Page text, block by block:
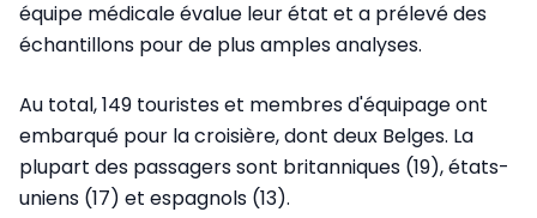
équipe médicale évalue leur état et a prélevé des
échantillons pour de plus amples analyses.
Au total, 149 touristes et membres d'équipage ont
embarqué pour la croisière, dont deux Belges. La
plupart des passagers sont britanniques (19), états-
uniens (17) et espagnols (13).